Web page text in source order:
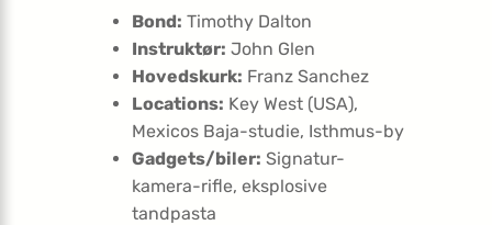
Bond: Timothy Dalton
Instruktør: John Glen
Hovedskurk: Franz Sanchez
Locations: Key West (USA),
Mexicos Baja-studie, Isthmus-by
Gadgets/biler: Signatur-
kamera-rifle, eksplosive
tandpasta